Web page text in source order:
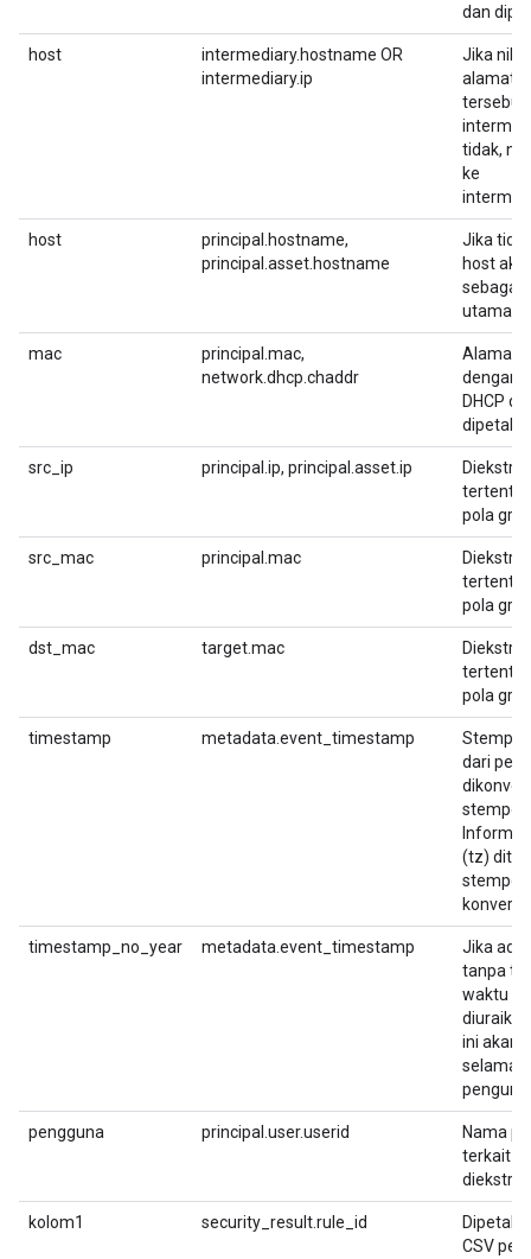
dan
host
intermediary.hostname OR
intermediary.ip
Jika nilai
alamat
tersebut
tidak,
ke
host
principal.hostname,
principal.asset.hostname
Jika
host
sebagai
utama.
mac
principal.mac,
network.dhcp.chaddr
Alamat
dengan
DHCP
src_ip principal.ip, principal.asset.ip
tertentu
pola
src_mac principal.mac
tertentu
pola
dst_mac target.mac
tertentu
pola
timestamp metadata.event_timestamp
Stempel
dari
stempel
(tz)
stempel
konversi
timestamp_no_year metadata.event_timestamp
Jika ada
tanpa
waktu
ini akan
selama
pengguna principal.user.userid
Nama
terkait
kolom1 security_result.rule_id
CSV